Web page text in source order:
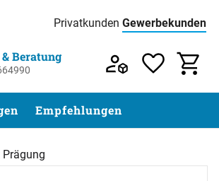
Privatkunden Preisliste:
Gewerbekunden
Service & Beratung unter 04961 / 77
Beratung
Empfehlungen